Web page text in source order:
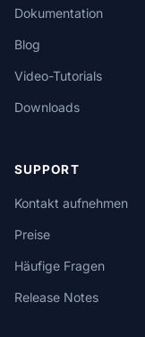
Dokumentation
Blog
Video-Tutorials
Downloads
SUPPORT
Kontakt aufnehmen
Preise
Häufige Fragen
Release Notes